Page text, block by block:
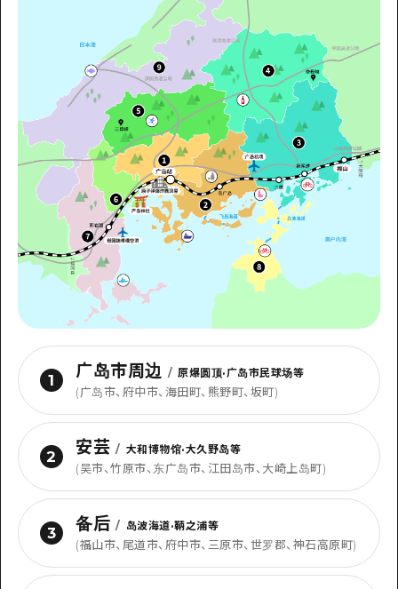
灾难发生期间的交通信息
广岛观光宣传册
1 广岛市周边 / 原爆圆顶·广岛市民球场等
(广岛市、府中市、海田町、熊野町、坂町)
2 安芸 / 大和博物馆·大久野岛等
(吴市、竹原市、东广岛市、江田岛市、大崎上岛町)
3 备后 / 岛波海道·鞆之浦等
(福山市、尾道市、府中市、三原市、世罗郡、神石高原町)